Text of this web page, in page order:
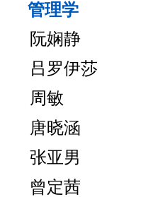
管理学
阮娴静
吕罗伊莎
周敏
唐晓涵
张亚男
曾定茜